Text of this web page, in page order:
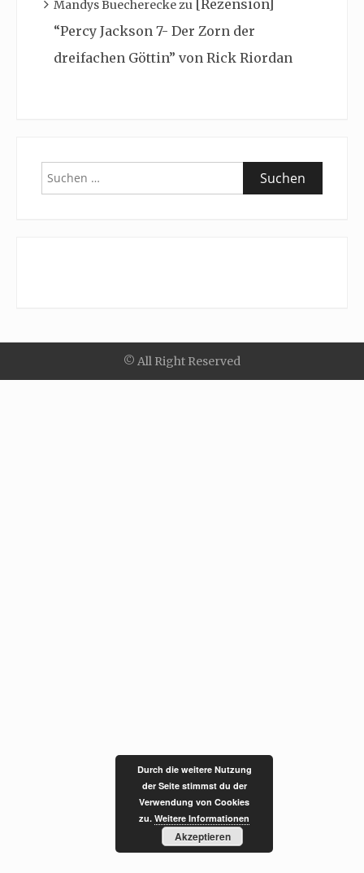
Mandys Buechereckezu [Rezension]
“Percy Jackson 7- Der Zorn der
dreifachen Göttin” von Rick Riordan
Suchen
nach:
© All Right Reserved
Durch die weitere Nutzung
der Seite stimmst du der
Verwendung von Cookies
zu. Weitere Informationen
Akzeptieren